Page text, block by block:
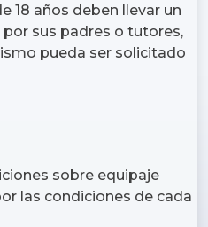
18 años deben llevar un
sus padres o tutores,
pueda ser solicitado
sobre equipaje
las condiciones de cada